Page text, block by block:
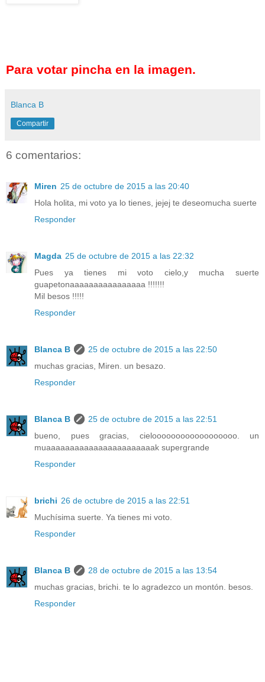
Para votar pincha en la imagen.
Blanca B
Compartir
6 comentarios:
Miren 25 de octubre de 2015 a las 20:40
Hola holita, mi voto ya lo tienes, jejej te deseomucha suerte
Responder
Magda 25 de octubre de 2015 a las 22:32
Pues ya tienes mi voto cielo,y mucha suerte
guapetonaaaaaaaaaaaaaaaa !!!!!!!
Mil besos !!!!!
Responder
Blanca B
25 de octubre de 2015 a las 22:50
muchas gracias, Miren. un besazo.
Responder
Blanca B
25 de octubre de 2015 a las 22:51
bueno, pues gracias, cieloooooooooooooooooo. un
muaaaaaaaaaaaaaaaaaaaaaaak supergrande
Responder
brichi 26 de octubre de 2015 a las 22:51
Muchísima suerte. Ya tienes mi voto.
Responder
Blanca B
28 de octubre de 2015 a las 13:54
muchas gracias, brichi. te lo agradezco un montón. besos.
Responder